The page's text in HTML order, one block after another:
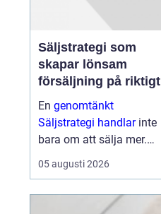
Säljstrategi som
skapar lönsam
försäljning på riktigt
En genomtänkt
Säljstrategi handlarinte
bara om att sälja mer.
Den handlar om att sälja
rätt saker, till rätt kunder,
lönsamhet och
05 augusti 2026